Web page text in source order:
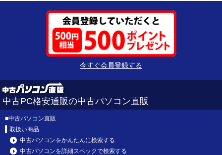
今すぐ会員登録する
中古PC格安通販の中古パソコン直販
■中古パソコン直販
取扱い商品
中古パソコンをかんたんに検索する
中古パソコンを詳細スペックで検索する